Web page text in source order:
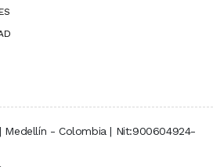
Medellín - Colombia | Nit:900604924-